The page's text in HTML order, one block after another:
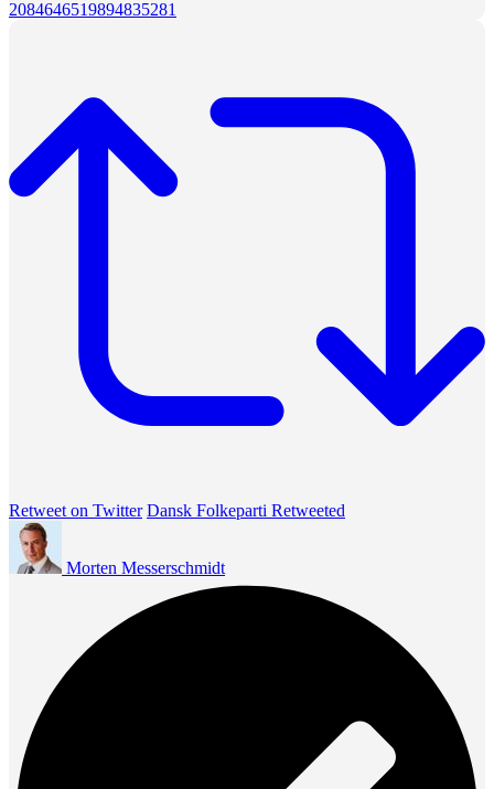
2084646519894835281
Retweet on Twitter Dansk Folkeparti Retweeted
Morten Messerschmidt